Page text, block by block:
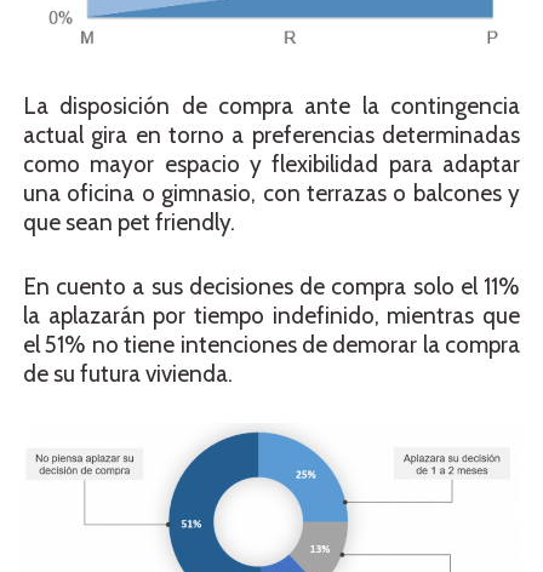
La disposición de compra ante la contingencia
actual gira en torno a preferencias determinadas
como mayor espacio y flexibilidad para adaptar
una oficina o gimnasio, con terrazas o balcones y
que sean pet friendly.
En cuento a sus decisiones de compra solo el 11%
la aplazarán por tiempo indefinido, mientras que
el 51% no tiene intenciones de demorar la compra
de su futura vivienda.